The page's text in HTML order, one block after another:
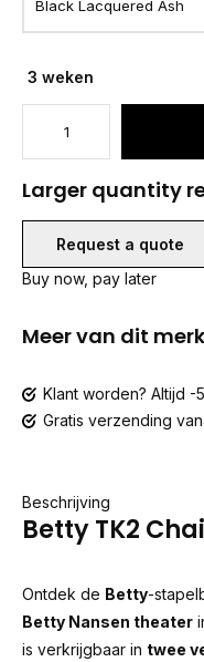
3 weken
Larger quantity
Request a quote
Buy now, pay later
Meer van dit
Klant worden? Altijd -
Gratis verzending
Beschrijving
Betty TK2
Ontdek de Betty-
Betty Nansen theater
is verkrijgbaar in twee